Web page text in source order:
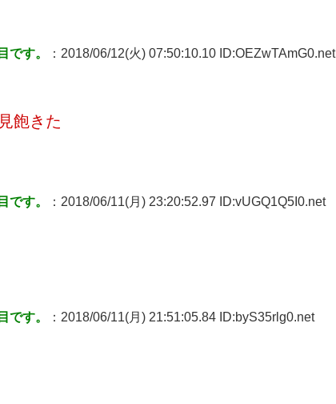
です。 ：2018/06/12(火) 07:50:10.10 ID:OEZwTAmG0.net
飽きた
です。 ：2018/06/11(月) 23:20:52.97 ID:vUGQ1Q5I0.net
です。 ：2018/06/11(月) 21:51:05.84 ID:byS35rlg0.net